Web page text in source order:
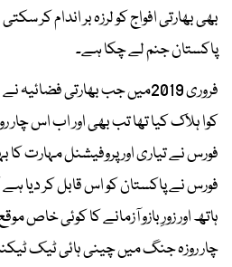
بھی بھارتی افواج کو لرزہ بر اندام کر
پاکستان جنم لے چکا ہے۔
فروری 2019میں جب بھارتی
کوا ہلاک کیا تھا تب بھی اور اب اس
فورس نے تیاری اور پروفیشنل مہارت کا
فورس نے پاکستان کو اس قابل کر دیا ہے
ہاتھ اور زورِ بازو آزمانے کا کوئی خاص
چار روزہ جنگ میں چینی ہائی ٹیک